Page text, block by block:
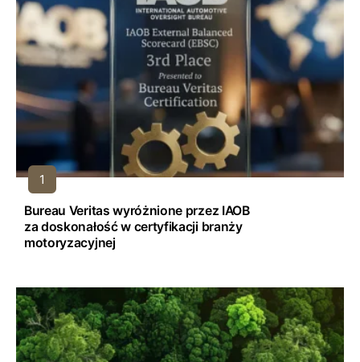
Bureau Veritas wyróżnione przez IAOB
za doskonałość w certyfikacji branży
motoryzacyjnej